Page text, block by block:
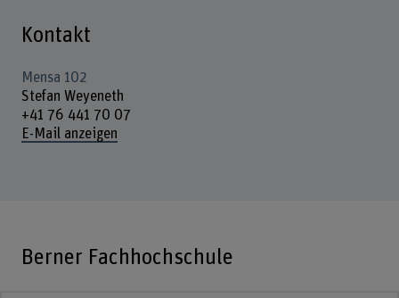
Kontakt
Mensa 102
Stefan Weyeneth
+41 76 441 70 07
E-Mail anzeigen
Berner Fachhochschule